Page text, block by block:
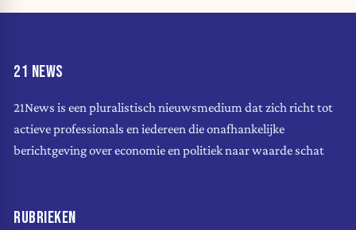
21 NEWS
21News is een pluralistisch nieuwsmedium dat zich richt tot
actieve professionals en iedereen die onafhankelijke
berichtgeving over economie en politiek naar waarde schat
RUBRIEKEN